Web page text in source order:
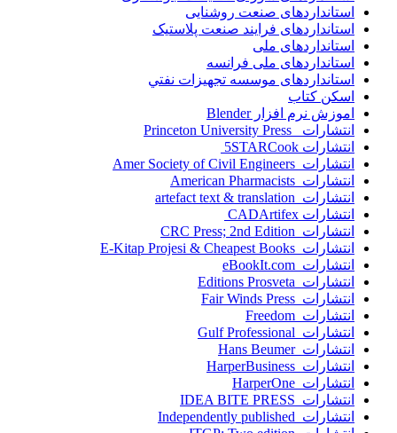
استانداردهای صنعت روشنایی
استانداردهای فرايند صنعت پلاستيک
استانداردهای ملی
استانداردهای ملی فرانسه
استانداردهای موسسه تجهيزات نفتي
اسکن کتاب
اموزش نرم افزار Blender
انتشارات Princeton University Press
انتشارات ‎ 5STARCook
انتشارات Amer Society of Civil Engineers
انتشارات American Pharmacists
انتشارات artefact text & translation
انتشارات ‎ CADArtifex
انتشارات CRC Press; 2nd Edition
انتشارات E-Kitap Projesi & Cheapest Books
انتشارات eBookIt.com
انتشارات Editions Prosveta
انتشارات Fair Winds Press
انتشارات Freedom
انتشارات Gulf Professional
انتشارات Hans Beumer
انتشارات HarperBusiness
انتشارات HarperOne
انتشارات IDEA BITE PRESS
انتشارات Independently published